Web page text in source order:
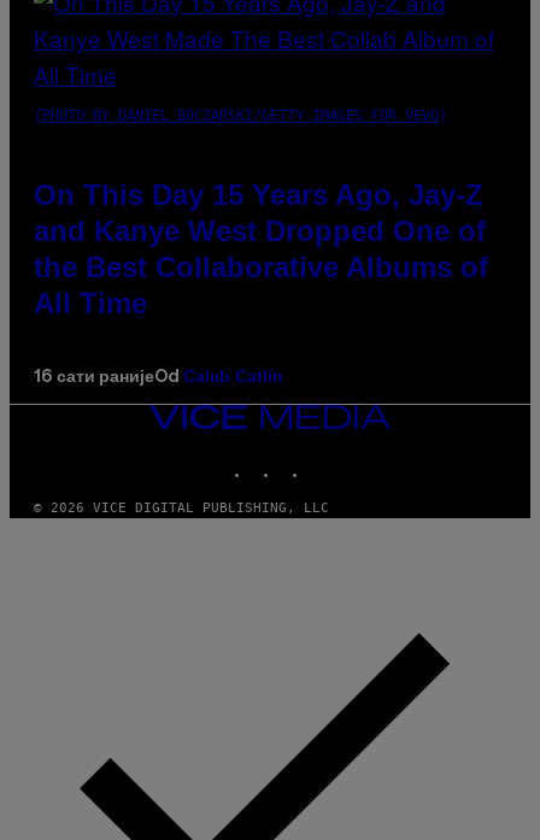
(PHOTO BY DANIEL BOCZARSKI/GETTY IMAGES FOR VEVO)
On This Day 15 Years Ago, Jay-Z
and Kanye West Dropped One of
the Best Collaborative Albums of
All Time
16 сати ранијеOd Caleb Catlin
VICE
© 2026 VICE DIGITAL PUBLISHING, LLC